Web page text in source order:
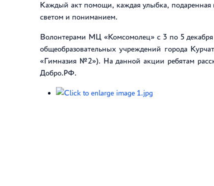
Каждый акт помощи, каждая улыбка,
светом и пониманием.
Волонтерами МЦ «Комсомолец» с 3 по 5
общеобразовательных учреждений города
«Гимназия №2»). На данной акции ребятам
Добро.РФ.